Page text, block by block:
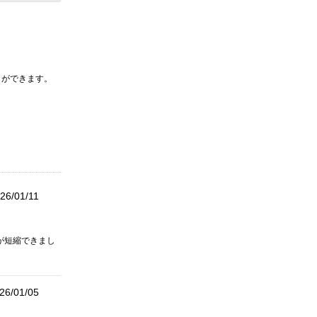
できます。
01/11
短縮できまし
01/05